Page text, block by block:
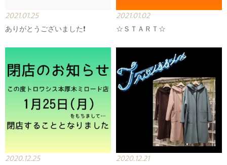
2021.01.25
ありがとうございました❗
2021.01.02
☆ＳＴＡＲＴ☆
2020.12.25 2020.12.21